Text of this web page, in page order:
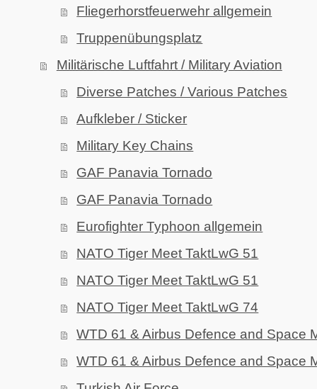
Fliegerhorstfeuerwehr allgemein
Truppenübungsplatz
Militärische Luftfahrt / Military Aviation
Diverse Patches / Various Patches
Aufkleber / Sticker
Military Key Chains
GAF Panavia Tornado
GAF Panavia Tornado
Eurofighter Typhoon allgemein
NATO Tiger Meet TaktLwG 51
NATO Tiger Meet TaktLwG 51
NATO Tiger Meet TaktLwG 74
WTD 61 & Airbus Defence and Space
WTD 61 & Airbus Defence and Space